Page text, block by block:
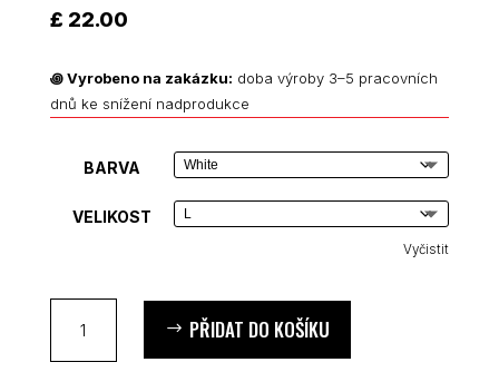
základě
hodnocení
£ 22.00
꩜Vyrobeno na zakázku: doba výroby 3–5 pracovních
dnů ke snížení nadprodukce
BARVA
VELIKOST
Vyčistit
Stand
with
PŘIDAT DO KOŠÍKU